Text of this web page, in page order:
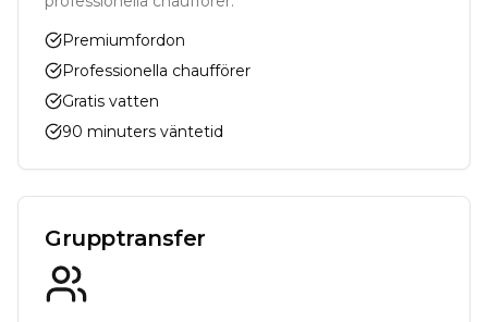
Premiumfordon
Professionella chaufförer
Gratis vatten
90 minuters väntetid
Grupptransfer